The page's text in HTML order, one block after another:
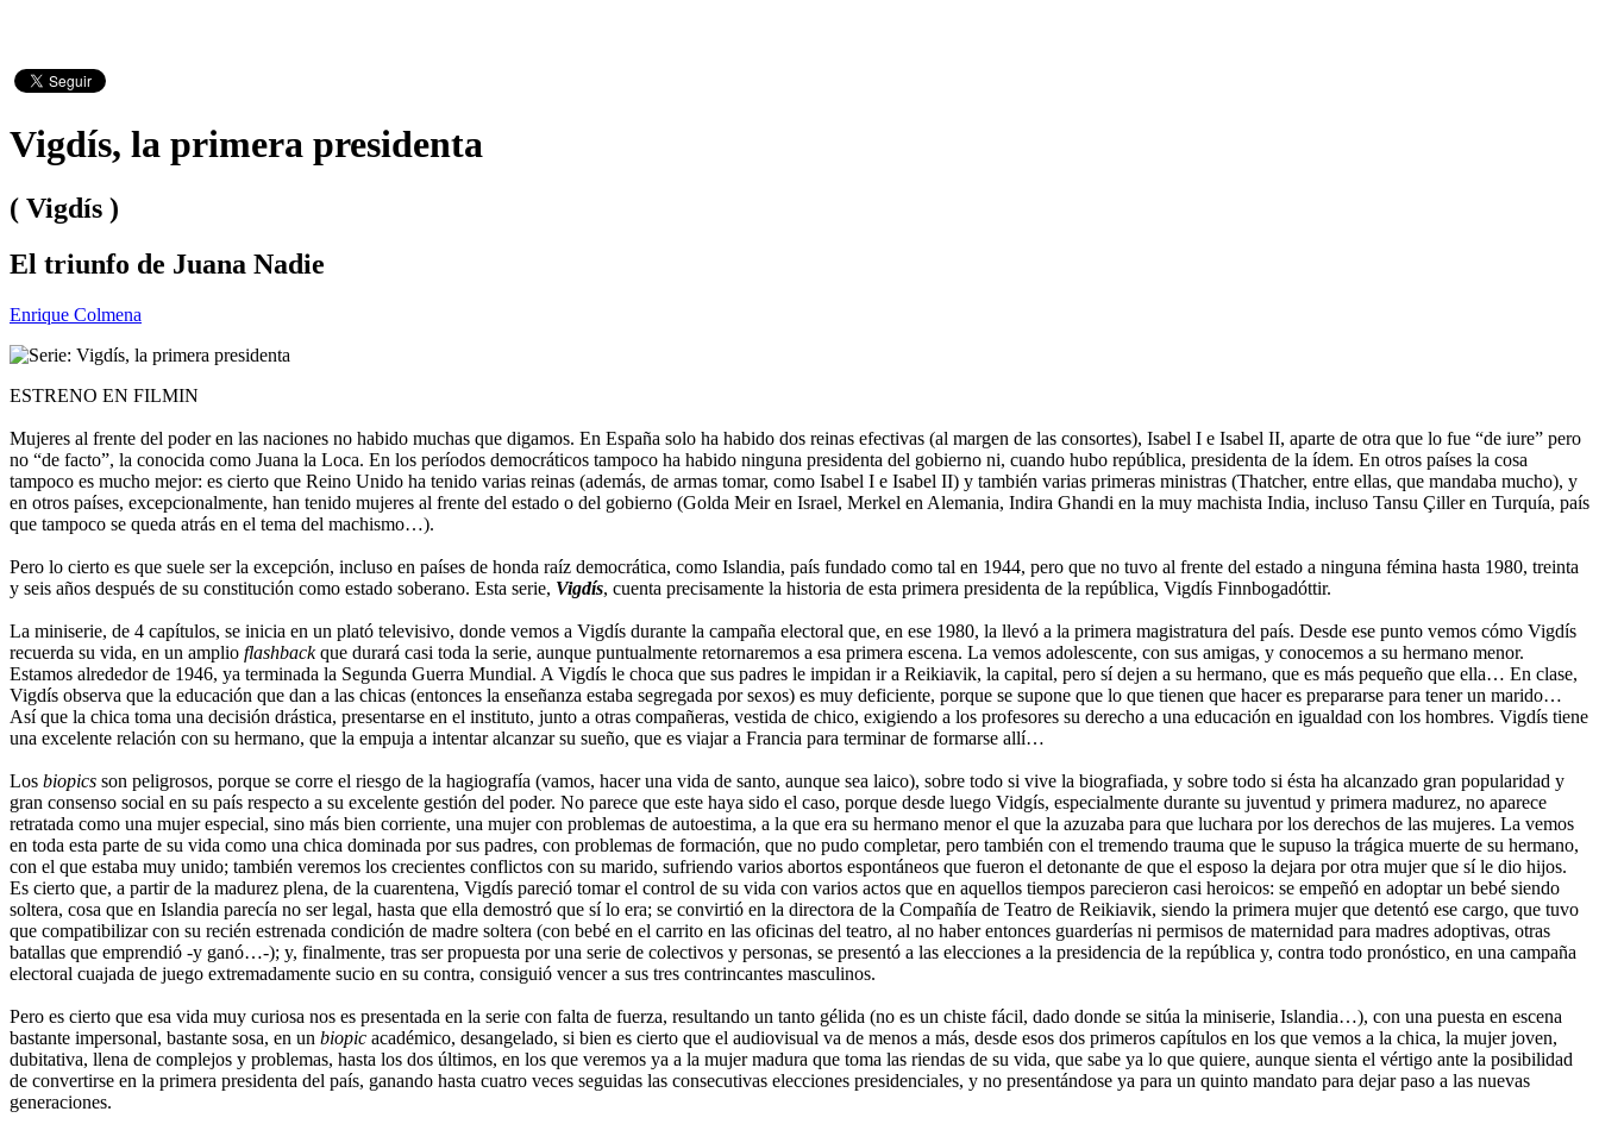
Vigdís, la primera presidenta
( Vigdís )
El triunfo de Juana Nadie
Enrique Colmena
ESTRENO EN FILMIN
Mujeres al frente del poder en las naciones no habido muchas que digamos. En España solo ha habido dos reinas efectivas (al margen de las consortes), Isabel I e Isabel II, aparte de otra que lo fue “de iure” pero
no “de facto”, la conocida como Juana la Loca. En los períodos democráticos tampoco ha habido ninguna presidenta del gobierno ni, cuando hubo república, presidenta de la ídem. En otros países la cosa
tampoco es mucho mejor: es cierto que Reino Unido ha tenido varias reinas (además, de armas tomar, como Isabel I e Isabel II) y también varias primeras ministras (Thatcher, entre ellas, que mandaba mucho), y
en otros países, excepcionalmente, han tenido mujeres al frente del estado o del gobierno (Golda Meir en Israel, Merkel en Alemania, Indira Ghandi en la muy machista India, incluso Tansu Çiller en Turquía, país
que tampoco se queda atrás en el tema del machismo…).
Pero lo cierto es que suele ser la excepción, incluso en países de honda raíz democrática, como Islandia, país fundado como tal en 1944, pero que no tuvo al frente del estado a ninguna fémina hasta 1980, treinta
y seis años después de su constitución como estado soberano. Esta serie, Vigdís, cuenta precisamente la historia de esta primera presidenta de la república, Vigdís Finnbogadóttir.
La miniserie, de 4 capítulos, se inicia en un plató televisivo, donde vemos a Vigdís durante la campaña electoral que, en ese 1980, la llevó a la primera magistratura del país. Desde ese punto vemos cómo Vigdís
recuerda su vida, en un amplio flashbackque durará casi toda la serie, aunque puntualmente retornaremos a esa primera escena. La vemos adolescente, con sus amigas, y conocemos a su hermano menor.
Estamos alrededor de 1946, ya terminada la Segunda Guerra Mundial. A Vigdís le choca que sus padres le impidan ir a Reikiavik, la capital, pero sí dejen a su hermano, que es más pequeño que ella… En clase,
Vigdís observa que la educación que dan a las chicas (entonces la enseñanza estaba segregada por sexos) es muy deficiente, porque se supone que lo que tienen que hacer es prepararse para tener un marido…
Así que la chica toma una decisión drástica, presentarse en el instituto, junto a otras compañeras, vestida de chico, exigiendo a los profesores su derecho a una educación en igualdad con los hombres. Vigdís tiene
una excelente relación con su hermano, que la empuja a intentar alcanzar su sueño, que es viajar a Francia para terminar de formarse allí…
Los biopics son peligrosos, porque se corre el riesgo de la hagiografía (vamos, hacer una vida de santo, aunque sea laico), sobre todo si vive la biografiada, y sobre todo si ésta ha alcanzado gran popularidad y
gran consenso social en su país respecto a su excelente gestión del poder. No parece que este haya sido el caso, porque desde luego Vidgís, especialmente durante su juventud y primera madurez, no aparece
retratada como una mujer especial, sino más bien corriente, una mujer con problemas de autoestima, a la que era su hermano menor el que la azuzaba para que luchara por los derechos de las mujeres. La vemos
en toda esta parte de su vida como una chica dominada por sus padres, con problemas de formación, que no pudo completar, pero también con el tremendo trauma que le supuso la trágica muerte de su hermano,
con el que estaba muy unido; también veremos los crecientes conflictos con su marido, sufriendo varios abortos espontáneos que fueron el detonante de que el esposo la dejara por otra mujer que sí le dio hijos.
Es cierto que, a partir de la madurez plena, de la cuarentena, Vigdís pareció tomar el control de su vida con varios actos que en aquellos tiempos parecieron casi heroicos: se empeñó en adoptar un bebé siendo
soltera, cosa que en Islandia parecía no ser legal, hasta que ella demostró que sí lo era; se convirtió en la directora de la Compañía de Teatro de Reikiavik, siendo la primera mujer que detentó ese cargo, que tuvo
que compatibilizar con su recién estrenada condición de madre soltera (con bebé en el carrito en las oficinas del teatro, al no haber entonces guarderías ni permisos de maternidad para madres adoptivas, otras
batallas que emprendió -y ganó…-); y, finalmente, tras ser propuesta por una serie de colectivos y personas, se presentó a las elecciones a la presidencia de la república y, contra todo pronóstico, en una campaña
electoral cuajada de juego extremadamente sucio en su contra, consiguió vencer a sus tres contrincantes masculinos.
Pero es cierto que esa vida muy curiosa nos es presentada en la serie con falta de fuerza, resultando un tanto gélida (no es un chiste fácil, dado donde se sitúa la miniserie, Islandia…), con una puesta en escena
bastante impersonal, bastante sosa, en un biopic académico, desangelado, si bien es cierto que el audiovisual va de menos a más, desde esos dos primeros capítulos en los que vemos a la chica, la mujer joven,
dubitativa, llena de complejos y problemas, hasta los dos últimos, en los que veremos ya a la mujer madura que toma las riendas de su vida, que sabe ya lo que quiere, aunque sienta el vértigo ante la posibilidad
de convertirse en la primera presidenta del país, ganando hasta cuatro veces seguidas las consecutivas elecciones presidenciales, y no presentándose ya para un quinto mandato para dejar paso a las nuevas
generaciones.